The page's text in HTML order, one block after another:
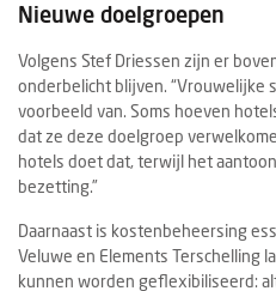
Nieuwe doelgroepen
Volgens Stef Driessen zijn er
onderbelicht blijven. “Vrouwelijke
voorbeeld van. Soms hoeven
dat ze deze doelgroep
hotels doet dat, terwijl het
bezetting.”
Daarnaast is kostenbeheersing
Veluwe en Elements Terschelling
kunnen worden geflexibiliseerd: